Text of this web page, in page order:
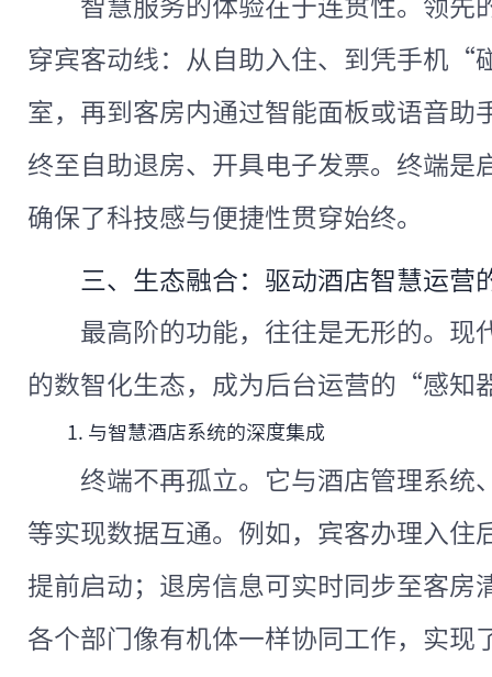
智慧服务的体验在于连贯性。领先
穿宾客动线：从自助入住、到凭手机“
室，再到客房内通过智能面板或语音助
终至自助退房、开具电子发票。终端是
确保了科技感与便捷性贯穿始终。
三、生态融合：驱动酒店智慧运营
最高阶的功能，往往是无形的。现
的数智化生态，成为后台运营的“感
1. 与智慧酒店系统的深度集成
终端不再孤立。它与酒店管理系统
等实现数据互通。例如，宾客办理入住
提前启动；退房信息可实时同步至客房
各个部门像有机体一样协同工作，实现